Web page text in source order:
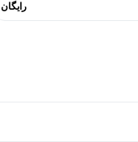
رایگان